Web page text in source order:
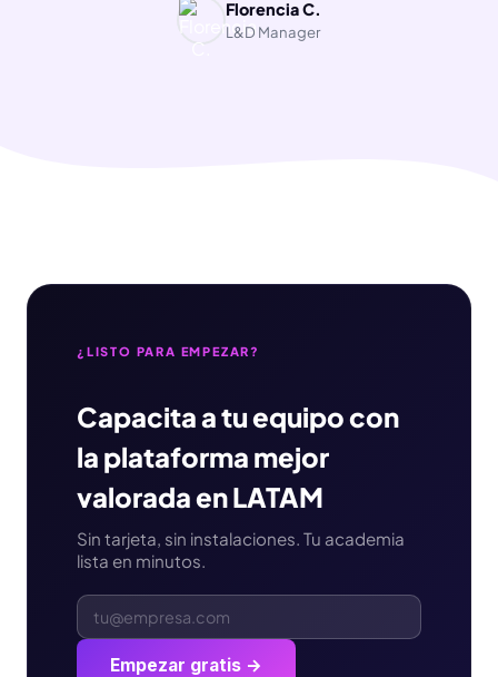
Florencia C.
L&D Manager
¿LISTO PARA EMPEZAR?
Capacita a tu equipo con
la plataforma mejor
valorada en LATAM
Sin tarjeta, sin instalaciones. Tu academia
lista en minutos.
Empezar gratis →